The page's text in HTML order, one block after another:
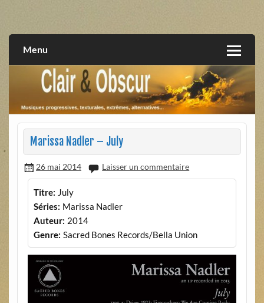
extrêmes, alternatives, texturales
Menu
Marissa Nadler – July
26 mai 2014 Laisser un commentaire
Titre: July
Séries: Marissa Nadler
Auteur: 2014
Genre: Sacred Bones Records/Bella Union